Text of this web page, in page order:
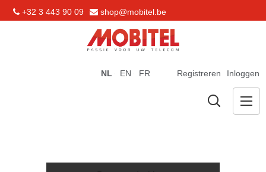
+32 3 443 90 09 shop@mobitel.be
Registreren Inloggen
NL EN FR